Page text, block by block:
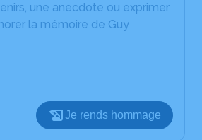
une anecdote ou exprimer
la mémoire de Guy
Je rends hommage